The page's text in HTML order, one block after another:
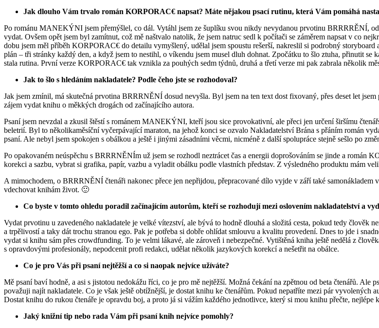
Jak dlouho Vám trvalo román KORPORAC€ napsat? Máte nějakou psací rutinu, která Vám pomáhá
Po románu MANEKÝNI jsem přemýšlel, co dál. Vytáhl jsem ze šuplíku svou nikdy nevydanou prvotinu BRRRRĚNÍ,
vydat. Ovšem opět jsem byl zamítnut, což mě naštvalo natolik, že jsem natruc sedl k počítači se záměrem napsat v co
dobu jsem měl příběh KORPORAC€ do detailu vymyšlený, udělal jsem spoustu rešerší, nakreslil si podrobný
plán – tři stránky každý den, a když jsem to nestihl, o víkendu jsem musel dluh dohnat. Zpočátku to šlo ztuha, přinutit se
stala rutina. První verze KORPORAC€ tak vznikla za pouhých sedm týdnů, druhá a třetí verze mi pak zabrala několik
Jak to šlo s hledáním nakladatele? Podle čeho jste se rozhodoval?
Jak jsem zmínil, má skutečná prvotina BRRRNĚNÍ dosud nevyšla. Byl jsem na ten text dost fixovaný, přes deset let
zájem vydat knihu o měkkých drogách od začínajícího autora.
Psaní jsem nevzdal a zkusil štěstí s románem MANEKÝNI, kteří jsou sice provokativní, ale přeci jen určení širšímu
beletrií. Byl to několikaměsíční vyčerpávající maraton, na jehož konci se ozvalo Nakladatelství Brána s přáním román
psaní. Ale nebyl jsem spokojen s obálkou a ještě i jinými zásadními věcmi, nicméně z další spolupráce stejně sešlo po
Po opakovaném neúspěchu s BRRRNĚNÍm už jsem se rozhodl neztrácet čas a energii doprošováním se jinde a román
korekci a sazbu, vybrat si grafika, papír, vazbu a vyladit obálku podle vlastních představ. Z výsledného produktu mám
A mimochodem, o BRRRNĚNÍ čtenáři nakonec přece jen nepřijdou, přepracované dílo vyjde v září také
vdechovat knihám život. 🙂
Co byste v tomto ohledu poradil začínajícím autorům, kteří se rozhodují mezi oslovením nakladatelství a
Vydat prvotinu u zavedeného nakladatele je velké vítezství, ale bývá to hodně dlouhá a složitá cesta, pokud tedy člověk
a trpělivostí a taky dát trochu stranou ego. Pak je potřeba si dobře ohlídat smlouvu a kvalitu provedení. Dnes to jde i
vydat si knihu sám přes crowdfunding. To je velmi lákavé, ale zároveň i nebezpečné. Vytištěná kniha ještě nedělá z
s opravdovými profesionály, nepodcenit profi redakci, udělat několik jazykových korekcí a nešetřit na obálce.
Co je pro Vás při psaní nejtěžší a co si naopak nejvíce užíváte?
Mě psaní baví hodně, a asi s jistotou nedokážu říci, co je pro mě nejtěžší. Možná čekání na zpětnou od beta čtenářů.
považuji najít nakladatele. Co je však ještě obtížnější, je dostat knihu ke čtenářům. Pokud nepatříte mezi pár vyvolených
Dostat knihu do rukou čtenáře je opravdu boj, a proto já si vážím každého jednotlivce, který si mou knihu přečte, nejlépe
Jaký knižní tip nebo rada Vám při psaní knih nejvíce pomohly?